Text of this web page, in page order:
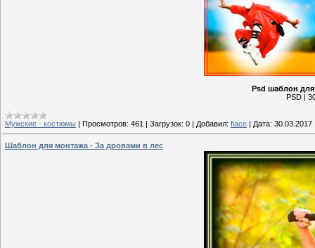
Psd шаблон
PSD |
Мужские - костюмы | Просмотров: 461 | Загрузок: 0 | Добавил: fiace | Дата: 30.03.2017
Шаблон для монтажа - За дровами в лес